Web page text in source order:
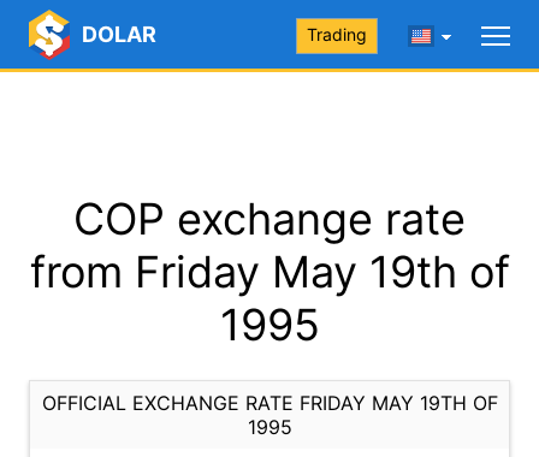
DOLAR Trading
COP exchange rate
from Friday May 19th of
1995
OFFICIAL EXCHANGE RATE FRIDAY MAY 19TH OF
1995